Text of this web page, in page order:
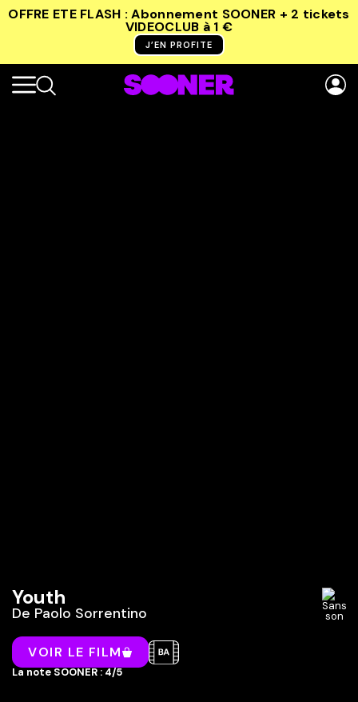
OFFRE ETE FLASH : Abonnement SOONER + 2 tickets
VIDEOCLUB à 1 €
J’EN PROFITE
Youth
De Paolo Sorrentino
VOIR LE FILM
La note SOONER : 4/5